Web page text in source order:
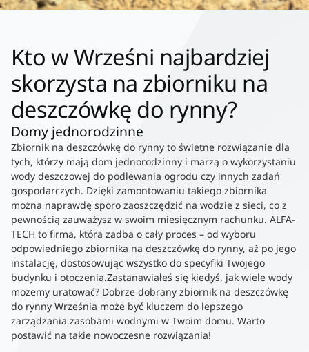
Kto w Wrześni najbardziej
skorzysta na zbiorniku na
deszczówkę do rynny?
Domy jednorodzinne
Zbiornik na deszczówkę do rynny to świetne rozwiązanie dla
tych, którzy mają dom jednorodzinny i marzą o wykorzystaniu
wody deszczowej do podlewania ogrodu czy innych zadań
gospodarczych. Dzięki zamontowaniu takiego zbiornika
można naprawdę sporo zaoszczędzić na wodzie z sieci, co z
pewnością zauważysz w swoim miesięcznym rachunku. ALFA-
TECH to firma, która zadba o cały proces – od wyboru
odpowiedniego zbiornika na deszczówkę do rynny, aż po jego
instalację, dostosowując wszystko do specyfiki Twojego
budynku i otoczenia.Zastanawiałeś się kiedyś, jak wiele wody
możemy uratować? Dobrze dobrany zbiornik na deszczówkę
do rynny Września może być kluczem do lepszego
zarządzania zasobami wodnymi w Twoim domu. Warto
postawić na takie nowoczesne rozwiązania!